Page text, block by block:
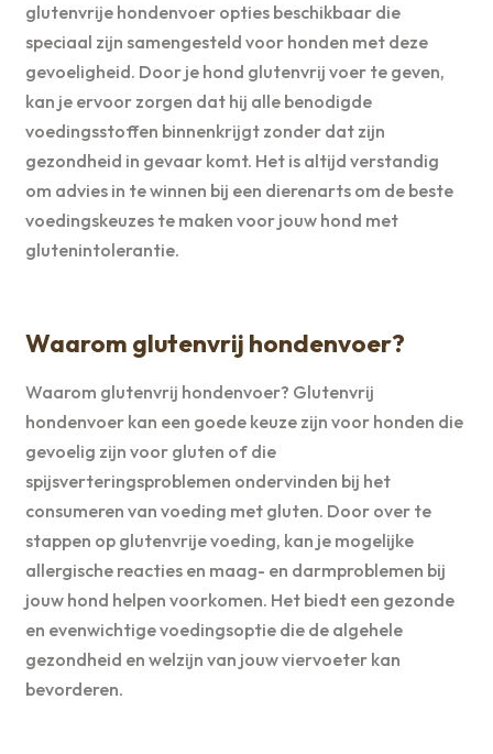
glutenvrije hondenvoer opties beschikbaar die
speciaal zijn samengesteld voor honden met deze
gevoeligheid. Door je hond glutenvrij voer te geven,
kan je ervoor zorgen dat hij alle benodigde
voedingsstoffen binnenkrijgt zonder dat zijn
gezondheid in gevaar komt. Het is altijd verstandig
om advies in te winnen bij een dierenarts om de beste
voedingskeuzes te maken voor jouw hond met
glutenintolerantie.
Waarom glutenvrij hondenvoer?
Waarom glutenvrij hondenvoer? Glutenvrij
hondenvoer kan een goede keuze zijn voor honden die
gevoelig zijn voor gluten of die
spijsverteringsproblemen ondervinden bij het
consumeren van voeding met gluten. Door over te
stappen op glutenvrije voeding, kan je mogelijke
allergische reacties en maag- en darmproblemen bij
jouw hond helpen voorkomen. Het biedt een gezonde
en evenwichtige voedingsoptie die de algehele
gezondheid en welzijn van jouw viervoeter kan
bevorderen.